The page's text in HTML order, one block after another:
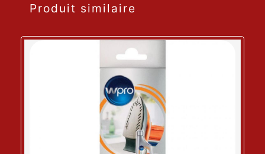
Produit similaire